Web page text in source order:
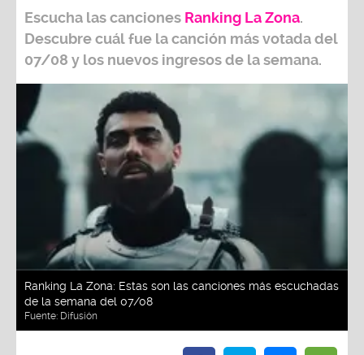
Escucha las canciones Ranking La Zona.
Descubre cuál fue la canción más votada del
07/08 y los nuevos ingresos de la semana.
Ranking La Zona: Estas son las canciones más escuchadas
de la semana del 07/08
Fuente: Difusión